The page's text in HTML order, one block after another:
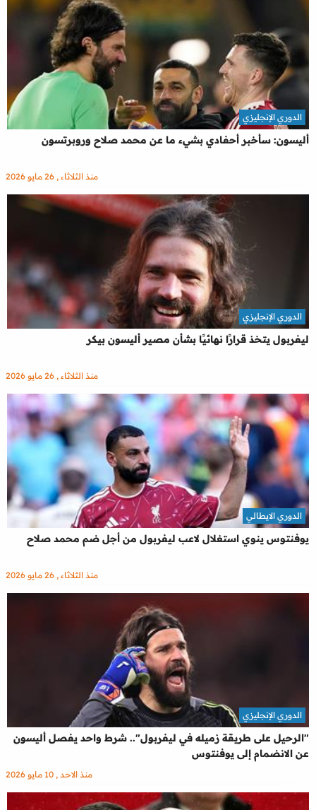
أليسون: سأخبر أحفادي بشيء ما عن محمد صلاح وروبرتسون
الدوري الإنجليزي
منذ الثلاثاء , 26 مايو 2026
ليفربول يتخذ قرارًا نهائيًا بشأن مصير أليسون بيكر
الدوري الإنجليزي
منذ الثلاثاء , 26 مايو 2026
يوفنتوس ينوي استغلال لاعب ليفربول من أجل ضم محمد صلاح
الدوري الايطالي
منذ الثلاثاء , 26 مايو 2026
"الرحيل على طريقة زميله في ليفربول".. شرط واحد يفصل أليسون
عن الانضمام إلى يوفنتوس
الدوري الإنجليزي
منذ الاحد , 10 مايو 2026